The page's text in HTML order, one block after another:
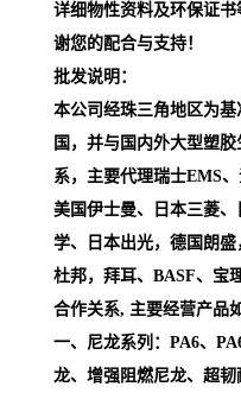
详细物性资料及环保证
谢您的配合与支持！
批发说明：
本公司经珠三角地区为
国，并与国内外大型塑
系，主要代理瑞士EMS
美国伊士曼、日本三菱
学、日本出光，德国朗
杜邦，拜耳、BASF、宝
合作关系, 主要经营产品
一、尼龙系列：PA6、
龙、增强阻燃尼龙、超韧